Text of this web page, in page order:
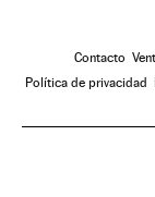
Contacto
Política de privacidad